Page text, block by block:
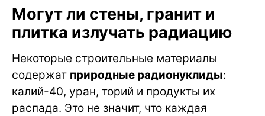
Могут ли стены, гранит и
плитка излучать радиацию
Некоторые строительные материалы
содержат природные радионуклиды:
калий-40, уран, торий и продукты их
распада. Это не значит, что каждая